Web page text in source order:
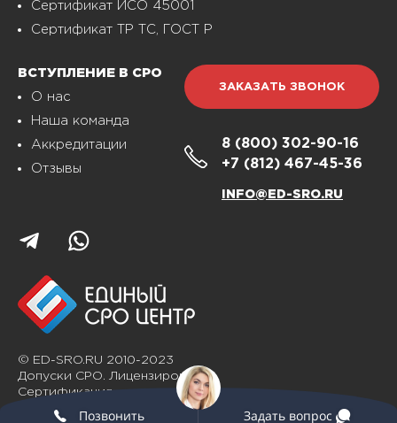
Сертификат ИСО 45001
Сертификат ТР ТС, ГОСТ Р
ВСТУПЛЕНИЕ В СРО
О нас
Наша команда
Аккредитации
Отзывы
ЗАКАЗАТЬ ЗВОНОК
8 (800) 302-90-16
+7 (812) 467-45-36
INFO@ED-SRO.RU
© ED-SRO.RU 2010-2023
Допуски СРО. Лицензирование.
Сертификация
Позвонить Задать вопрос